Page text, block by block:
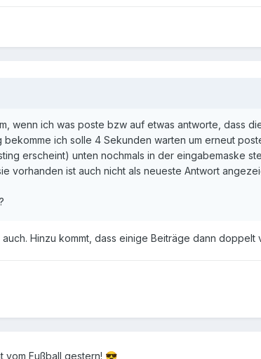
wenn ich was poste bzw auf etwas antworte, dass
ich solle 4 Sekunden warten um erneut
erscheint) unten nochmals in der eingabemaske
vorhanden ist auch nicht als neueste Antwort
Hinzu kommt, dass einige Beiträge dann doppelt
vom Fußball gestern! 😎